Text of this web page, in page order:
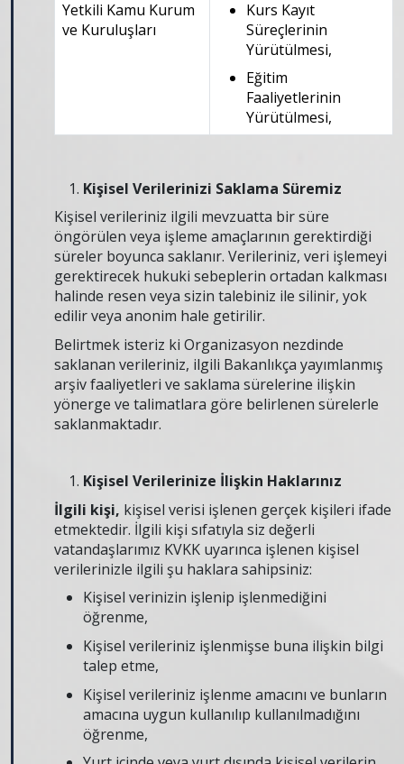
Yetkili Kamu Kurum
ve Kuruluşları
Kurs Kayıt
Süreçlerinin
Yürütülmesi,
Eğitim
Faaliyetlerinin
Yürütülmesi,
Kişisel Verilerinizi Saklama Süremiz
Kişisel verileriniz ilgili mevzuatta bir süre
öngörülen veya işleme amaçlarının gerektirdiği
süreler boyunca saklanır. Verileriniz, veri işlemeyi
gerektirecek hukuki sebeplerin ortadan kalkması
halinde resen veya sizin talebiniz ile silinir, yok
edilir veya anonim hale getirilir.
Belirtmek isteriz ki Organizasyon nezdinde
saklanan verileriniz, ilgili Bakanlıkça yayımlanmış
arşiv faaliyetleri ve saklama sürelerine ilişkin
yönerge ve talimatlara göre belirlenen sürelerle
saklanmaktadır.
Kişisel Verilerinize İlişkin Haklarınız
İlgili kişi, kişisel verisi işlenen gerçek kişileri ifade
etmektedir. İlgili kişi sıfatıyla siz değerli
vatandaşlarımız KVKK uyarınca işlenen kişisel
verilerinizle ilgili şu haklara sahipsiniz:
Kişisel verinizin işlenip işlenmediğini
öğrenme,
Kişisel verileriniz işlenmişse buna ilişkin bilgi
talep etme,
Kişisel verileriniz işlenme amacını ve bunların
amacına uygun kullanılıp kullanılmadığını
öğrenme,